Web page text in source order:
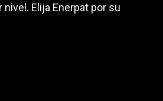
Elija Enerpat por su